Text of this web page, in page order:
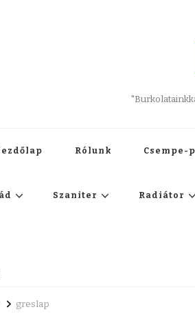
Rólunk Csempe-
Szaniter Radiátor
greslap